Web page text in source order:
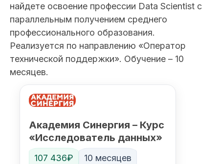
найдете освоение профессии Data Scientist с
параллельным получением среднего
профессионального образования.
Реализуется по направлению «Оператор
технической поддержки». Обучение – 10
месяцев.
Академия Синергия – Курс
«Исследователь данных»
107 436₽
10 месяцев